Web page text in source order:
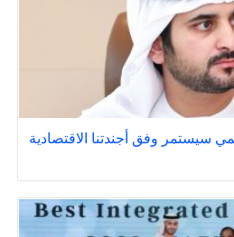
سيستمر وفق أجندتنا الاقتصادية